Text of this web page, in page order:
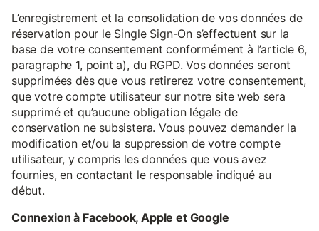
L’enregistrement et la consolidation de vos données de
réservation pour le Single Sign-On s’effectuent sur la
base de votre consentement conformément à l’article 6,
paragraphe 1, point a), du RGPD. Vos données seront
supprimées dès que vous retirerez votre consentement,
que votre compte utilisateur sur notre site web sera
supprimé et qu’aucune obligation légale de
conservation ne subsistera. Vous pouvez demander la
modification et/ou la suppression de votre compte
utilisateur, y compris les données que vous avez
fournies, en contactant le responsable indiqué au
début.
Connexion à Facebook, Apple et Google